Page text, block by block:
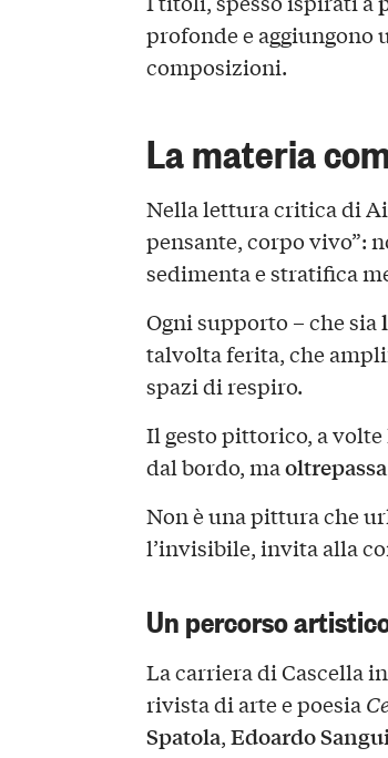
profonde e
composizioni.
La materia
Nella lettura critica di
pensante, corpo vivo”:
sedimenta e stratifica
Ogni supporto – che sia
talvolta ferita, che
spazi di respiro.
Il gesto pittorico, a
dal bordo, ma
Non è una pittura che
l’invisibile, invita alla
Un percorso
La carriera di Cascella
rivista di arte e poesia
Spatola,Edoardo